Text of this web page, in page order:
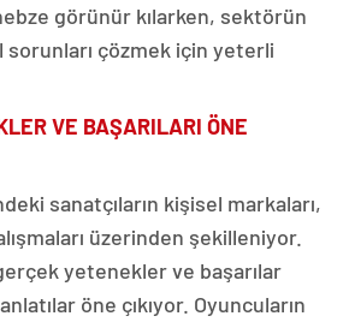
görünür kılarken, sektörün
sorunları çözmek için yeterli
VE BAŞARILARI ÖNE
sanatçıların kişisel markaları,
üzerinden şekilleniyor.
yetenekler ve başarılar
öne çıkıyor. Oyuncuların